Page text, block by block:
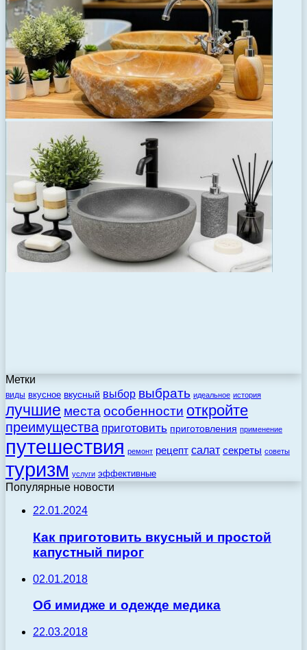
Метки
виды вкусное вкусный выбор выбрать идеальное история
лучшие места особенности откройте
преимущества приготовить приготовления применение
путешествия ремонт рецепт салат секреты советы
туризм услуги эффективные
Популярные новости
22.01.2024
Как приготовить вкусный и простой
капустный пирог
02.01.2018
Об имидже и одежде медика
22.03.2018